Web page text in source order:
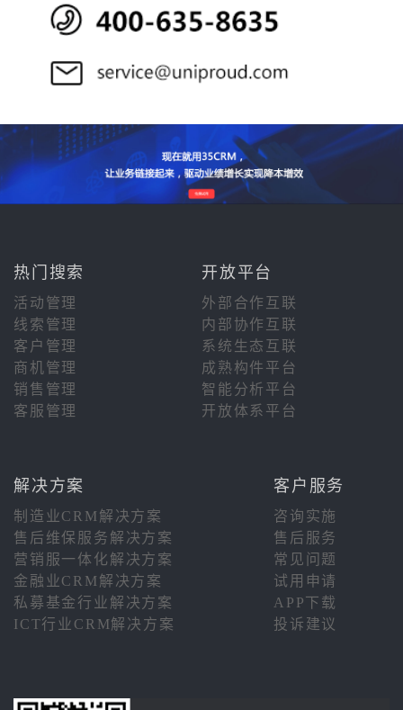
热门搜索 开放平台
活动管理
外部合作互联
线索管理
内部协作互联
客户管理
系统生态互联
商机管理
成熟构件平台
销售管理
智能分析平台
客服管理
开放体系平台
解决方案 客户服务
制造业CRM解决方案
咨询实施
售后维保服务解决方案
售后服务
营销服一体化解决方案
常见问题
金融业CRM解决方案
试用申请
私募基金行业解决方案
APP下载
ICT行业CRM解决方案
投诉建议